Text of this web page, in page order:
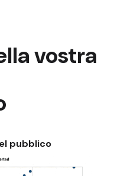
vostra
pubblico